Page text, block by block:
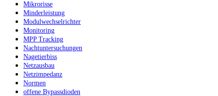
Mikrorisse
Minderleistung
Modulwechselrichter
Monitoring
MPP Tracking
Nachtuntersuchungen
Nagetierbiss
Netzausbau
Netzimpedanz
Normen
offene Bypassdioden